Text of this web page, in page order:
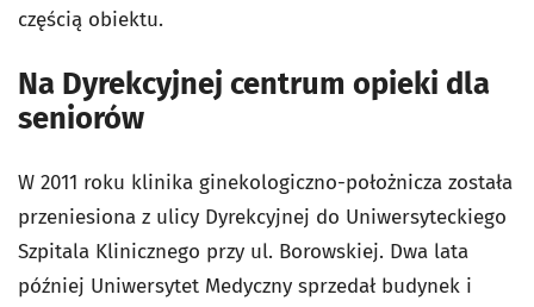
częścią obiektu.
Na Dyrekcyjnej centrum opieki dla
seniorów
W 2011 roku klinika ginekologiczno-położnicza została
przeniesiona z ulicy Dyrekcyjnej do Uniwersyteckiego
Szpitala Klinicznego przy ul. Borowskiej. Dwa lata
później Uniwersytet Medyczny sprzedał budynek i